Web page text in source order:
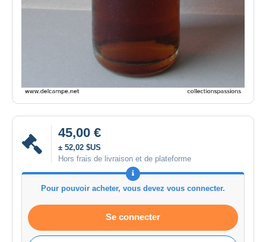
45,00 €
± 52,02 $US
Hors frais de livraison et de plateforme
Pour pouvoir acheter, vous devez vous connecter.
Se connecter